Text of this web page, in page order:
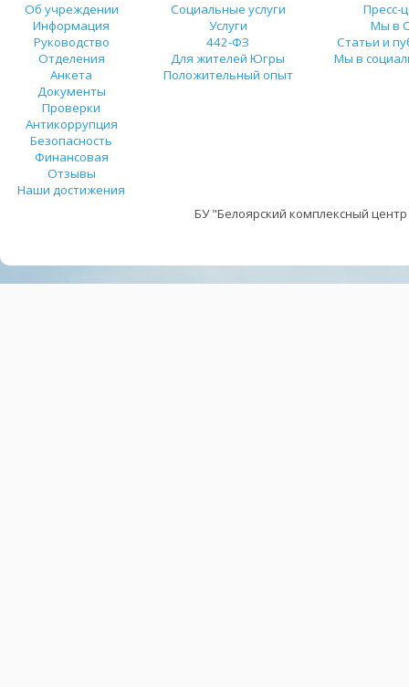
Об учреждении
Информация
Руководство
Отделения
Анкета
Документы
Проверки
Антикоррупция
Безопасность
Финансовая
Отзывы
Наши достижения
Социальные услуги
Услуги
442-ФЗ
Для жителей Югры
Положительный опыт
Пресс-
Мы в
Статьи и
Мы в
БУ "Белоярский комплексный